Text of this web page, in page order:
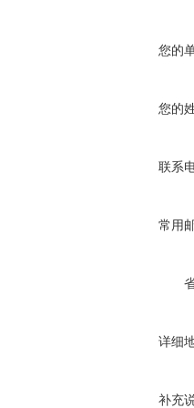
您的
您的
联系
常用
详细
补充